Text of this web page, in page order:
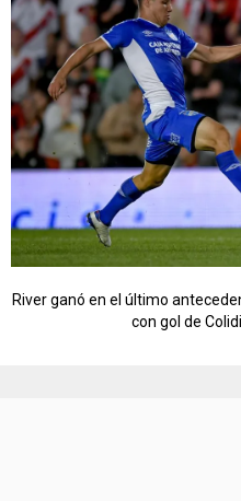
River ganó en el último
con gol de